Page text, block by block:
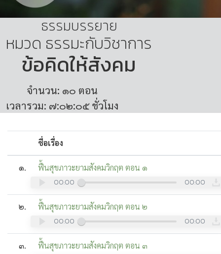
ธรรมบรรยาย
หมวด ธรรมะกับวิชาการ
ข้อคิดให้สังคม
จำนวน: ๑๐ ตอน
เวลารวม: ๗:๐๒:๐๕ ชั่วโมง
ชื่อเรื่อง
๑.
ฟื้นสุขภาวะยามสังคมวิกฤต ตอน ๑
00:00
00:00
๒.
ฟื้นสุขภาวะยามสังคมวิกฤต ตอน ๒
00:00
00:00
๓.
ฟื้นสุขภาวะยามสังคมวิกฤต ตอน ๓